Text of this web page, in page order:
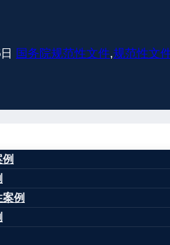
例
国务院规范性文件,规范性文
接工作，事关依法行政和公
地区各有关部门建立健全行
罪行为受到刑事制裁，有力
事司法衔接工作，现提出如下意